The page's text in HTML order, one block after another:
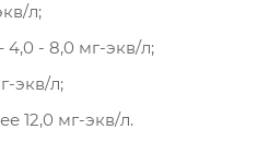
л;
4,0 - 8,0 мг-экв/л;
экв/л;
12,0 мг-экв/л.